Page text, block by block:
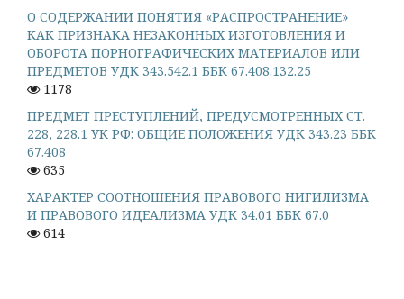
О СОДЕРЖАНИИ ПОНЯТИЯ «РАСПРОСТРАНЕНИЕ»
КАК ПРИЗНАКА НЕЗАКОННЫХ ИЗГОТОВЛЕНИЯ И
ОБОРОТА ПОРНОГРАФИЧЕСКИХ МАТЕРИАЛОВ ИЛИ
ПРЕДМЕТОВ УДК 343.542.1 ББК 67.408.132.25
1178
ПРЕДМЕТ ПРЕСТУПЛЕНИЙ, ПРЕДУСМОТРЕННЫХ СТ.
228, 228.1 УК РФ: ОБЩИЕ ПОЛОЖЕНИЯ УДК 343.23 ББК
67.408
635
ХАРАКТЕР СООТНОШЕНИЯ ПРАВОВОГО НИГИЛИЗМА
И ПРАВОВОГО ИДЕАЛИЗМА УДК 34.01 ББК 67.0
614